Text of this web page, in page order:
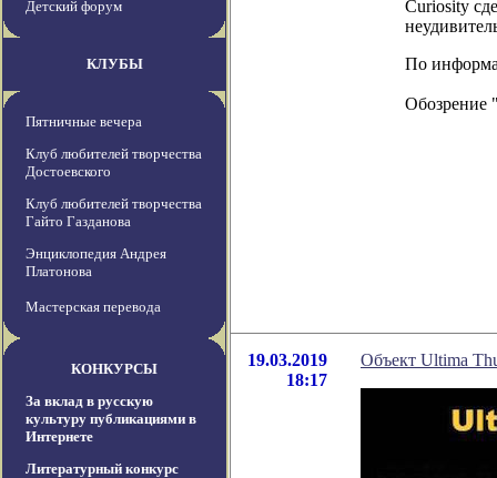
Детский форум
КЛУБЫ
Пятничные вечера
Клуб любителей творчества
Достоевского
Клуб любителей творчества
Гайто Газданова
Энциклопедия Андрея
Платонова
Мастерская перевода
КОНКУРСЫ
За вклад в русскую
культуру публикациями в
Интернете
Литературный конкурс
Curiosity
По
Обозрение
19.03.2019
18:17
Объект Ultima